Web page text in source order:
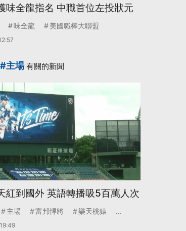
味全龍指名 中職首位左投狀元
味全龍 美國職棒大聯盟
#主場有關的新聞
紅到國外 英語轉播吸5百萬人次
主場 富邦悍將 樂天桃猿 ...